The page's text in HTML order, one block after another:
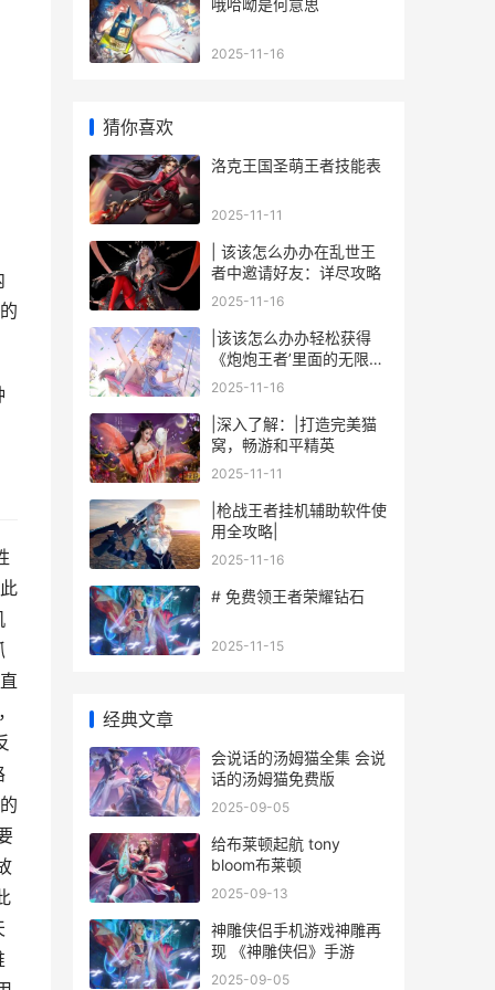
哦哈呦是何意思
2025-11-16
猜你喜欢
洛克王国圣萌王者技能表
2025-11-11
| 该该怎么办办在乱世王
者中邀请好友：详尽攻略
2025-11-16
|该该怎么办办轻松获得
《炮炮王者’里面的无限金
币和星星|
2025-11-16
|深入了解：|打造完美猫
窝，畅游和平精英
2025-11-11
|枪战王者挂机辅助软件使
用全攻略|
2025-11-16
# 免费领王者荣耀钻石
2025-11-15
经典文章
会说话的汤姆猫全集 会说
话的汤姆猫免费版
2025-09-05
给布莱顿起航 tony
bloom布莱顿
2025-09-13
神雕侠侣手机游戏神雕再
现 《神雕侠侣》手游
2025-09-05